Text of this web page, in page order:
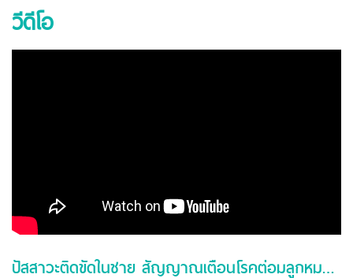
วีดีโอ
ปัสสาวะติดขัดในชาย สัญญาณเตือนโรคต่อมลูกหมากโต